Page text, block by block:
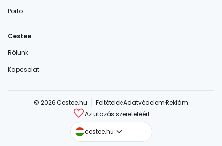
Porto
Cestee
Rólunk
Kapcsolat
© 2026 Cestee.hu FeltételekAdatvédelemReklám
Az utazás szeretetéért
cestee.hu
cestee.com
cestee.sk